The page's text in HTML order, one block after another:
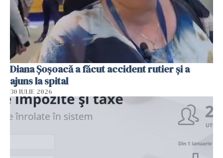
Diana Șoșoacă a făcut accident rutier și a
ajuns la spital
30 IULIE 2026